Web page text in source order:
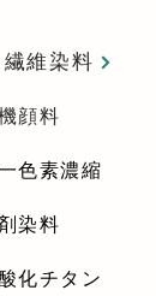
繊維染料
顔料
色素濃縮
染料
化チタン